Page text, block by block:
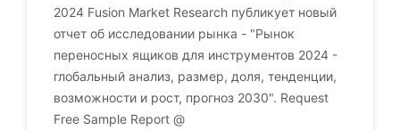
2024 Fusion Market Research публикует новый
отчет об исследовании рынка - "Рынок
переносных ящиков для инструментов 2024 -
глобальный анализ, размер, доля, тенденции,
возможности и рост, прогноз 2030". Request
Free Sample Report @